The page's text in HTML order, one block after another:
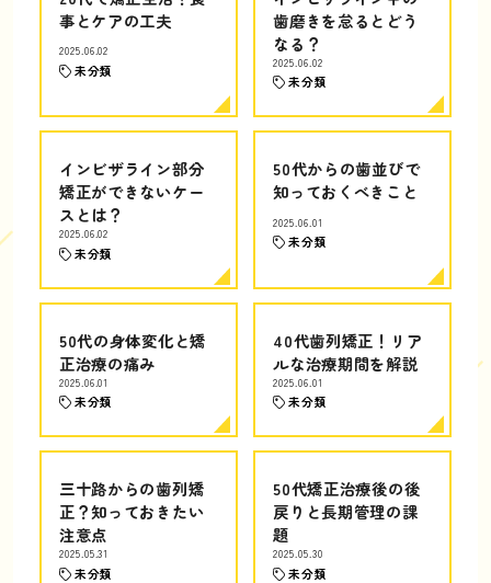
事とケアの工夫
2025.06.02
未分類
歯磨きを怠るとどう
なる？
2025.06.02
未分類
インビザライン部分
矯正ができないケー
スとは？
2025.06.02
未分類
50代からの歯並びで
知っておくべきこと
2025.06.01
未分類
50代の身体変化と矯
正治療の痛み
2025.06.01
未分類
40代歯列矯正！リア
ルな治療期間を解説
2025.06.01
未分類
三十路からの歯列矯
正？知っておきたい
注意点
2025.05.31
未分類
50代矯正治療後の後
戻りと長期管理の課
題
2025.05.30
未分類